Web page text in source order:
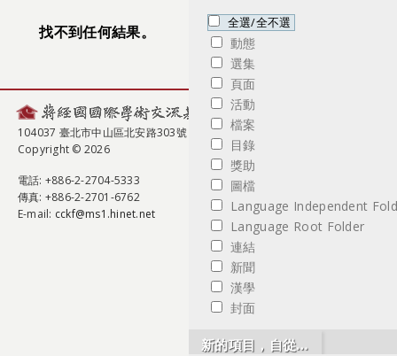
全選/全不選
動態
選集
頁面
活動
檔案
目錄
獎助
圖檔
Language Independent
Language Root Folder
連結
新聞
漢學
封面
新的項目，自從…
找不到任何結果。
104037 臺北市中山區北安路303號
Copyright © 2026
電話: +886-2-2704-5333
傳真: +886-2-2701-6762
E-mail: cckf@ms1.hinet.net